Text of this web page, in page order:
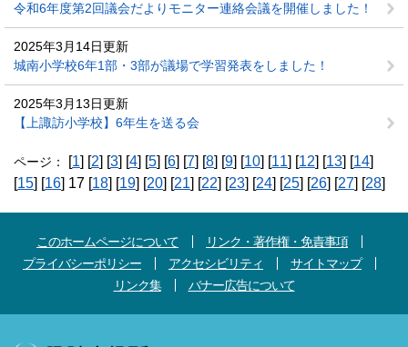
令和6年度第2回議会だよりモニター連絡会議を開催しました！
2025年3月14日更新
城南小学校6年1部・3部が議場で学習発表をしました！
2025年3月13日更新
【上諏訪小学校】6年生を送る会
ページ： [1] [2] [3] [4] [5] [6] [7] [8] [9] [10] [11] [12] [13] [14]
[15] [16] 17 [18] [19] [20] [21] [22] [23] [24] [25] [26] [27] [28]
このホームページについて
リンク・著作権・免責事項
プライバシーポリシー
アクセシビリティ
サイトマップ
リンク集
バナー広告について